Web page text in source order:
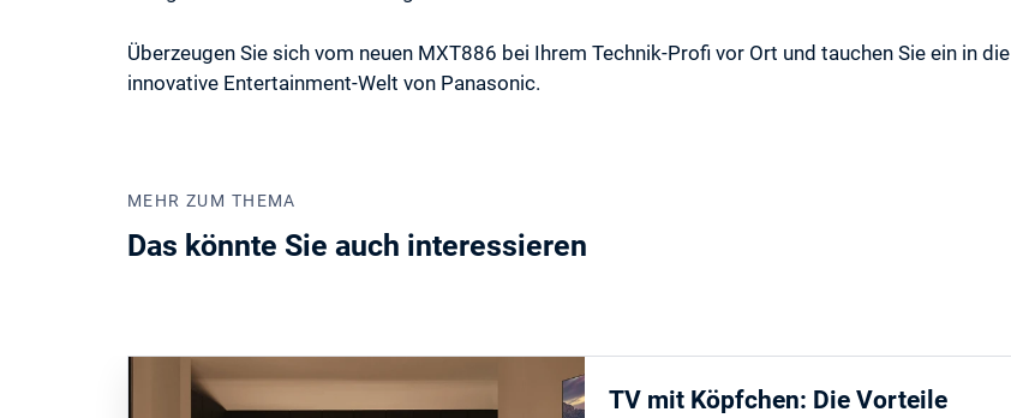
Überzeugen Sie sich vom neuen MXT886 bei Ihrem Technik-Profi vor Ort und tauchen Sie ein in die
innovative Entertainment-Welt von Panasonic.
MEHR ZUM THEMA
Das könnte Sie auch interessieren
TV mit Köpfchen: Die Vorteile